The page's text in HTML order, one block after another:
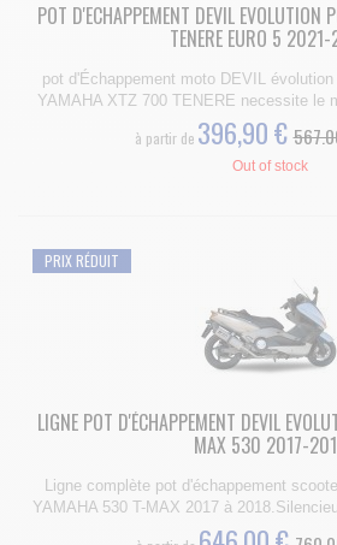
POT D'ECHAPPEMENT DEVIL
TENERE EURO 5
pot d'Échappement moto DEVIL
YAMAHA XTZ 700 TENERE necessite le
à partir de 396,90 €
Out of stock
PRIX RÉDUIT
LIGNE POT D'ÉCHAPPEMENT DEVIL
MAX 530 2017-
Ligne complète pot d'échappement
YAMAHA 530 T-MAX 2017 à